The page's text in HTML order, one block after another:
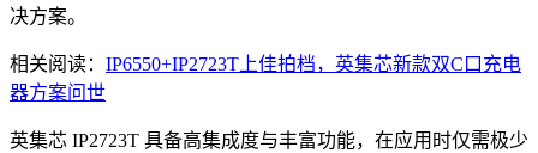
决方案。
相关阅读： IP6550+IP2723T上佳拍档，英集芯新款双C口充电
器方案问世
英集芯 IP2723T 具备高集成度与丰富功能，在应用时仅需极少